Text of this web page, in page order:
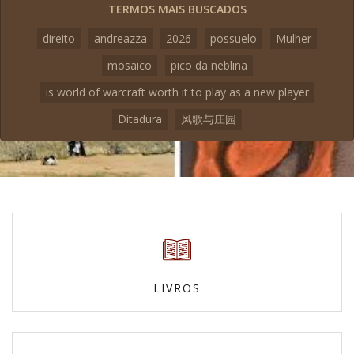
TERMOS MAIS BUSCADOS
direito
andreazza 2026 possuelo
Mulher
mosaico
pico da neblina
is world of warcraft worth it to play as a new player
Ditadura
风歌与庄园
LIVROS